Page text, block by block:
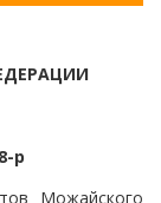
р
Можайского